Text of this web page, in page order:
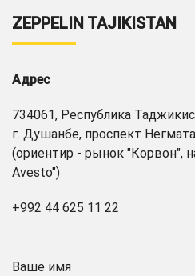
ZEPPELIN TAJIKISTAN
Адрес
734061, Республика
г. Душанбе, проспект
(ориентир - рынок "Корвон",
Avesto")
+992 44 625 11 22
Ваше имя